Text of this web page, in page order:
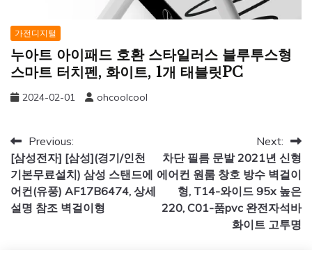
가전디지털
누아트 아이패드 호환 스타일러스 블루투스형
스마트 터치펜, 화이트, 1개 태블릿PC
2024-02-01 ohcoolcool
글
탐
색
Previous:
[삼성전자] [삼성](경기/인천
기본무료설치) 삼성 스탠드에
어컨(유풍) AF17B6474, 상세
설명 참조 벽걸이형
Next:
차단 필름 문발 2021년 신형
에어컨 원룸 창호 방수 벽걸이
형, T14-와이드 95x 높은
220, C01-품pvc 완전자석바
화이트 고투명